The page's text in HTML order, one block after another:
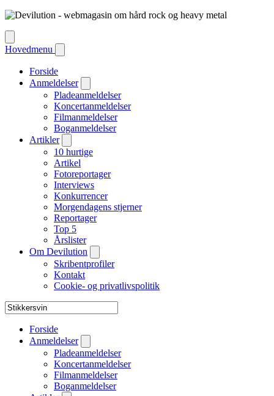
Hovedmenu
Forside
Anmeldelser
Pladeanmeldelser
Koncertanmeldelser
Filmanmeldelser
Boganmeldelser
Artikler
10 hurtige
Artikel
Fotoreportager
Interviews
Konkurrencer
Morgendagens stjerner
Reportager
Top 5
Årslister
Om Devilution
Skribentprofiler
Kontakt
Cookie- og privatlivspolitik
Forside
Anmeldelser
Pladeanmeldelser
Koncertanmeldelser
Filmanmeldelser
Boganmeldelser